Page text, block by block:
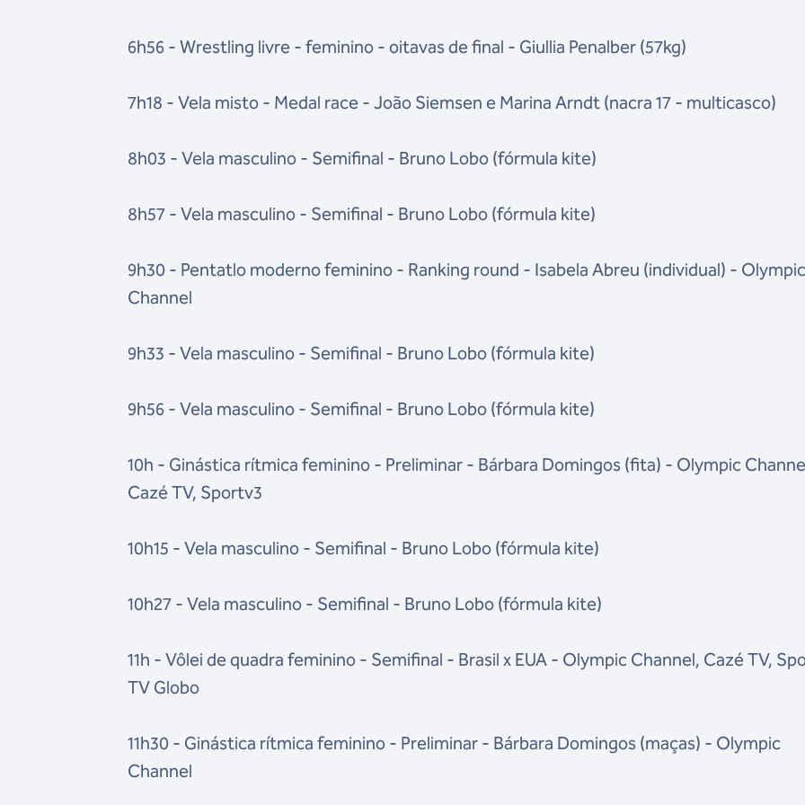
6h56 - Wrestling livre - feminino - oitavas de final - Giullia Penalber (57kg)
7h18 - Vela misto - Medal race - João Siemsen e Marina Arndt (nacra 17 - multicasco)
8h03 - Vela masculino - Semifinal - Bruno Lobo (fórmula kite)
8h57 - Vela masculino - Semifinal - Bruno Lobo (fórmula kite)
9h30 - Pentatlo moderno feminino - Ranking round - Isabela Abreu (individual) -
Channel
9h33 - Vela masculino - Semifinal - Bruno Lobo (fórmula kite)
9h56 - Vela masculino - Semifinal - Bruno Lobo (fórmula kite)
10h - Ginástica rítmica feminino - Preliminar - Bárbara Domingos (fita) - Olympic
Cazé TV, Sportv3
10h15 - Vela masculino - Semifinal - Bruno Lobo (fórmula kite)
10h27 - Vela masculino - Semifinal - Bruno Lobo (fórmula kite)
11h - Vôlei de quadra feminino - Semifinal - Brasil x EUA - Olympic Channel, Cazé TV,
TV Globo
11h30 - Ginástica rítmica feminino - Preliminar - Bárbara Domingos (maças) - Olympic
Channel